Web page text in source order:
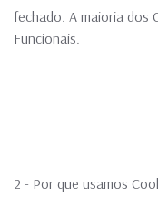
fechado. A maioria dos
Funcionais.
2 - Por que usamos